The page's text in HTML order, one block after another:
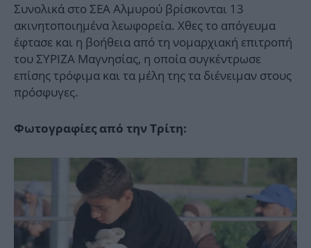
Συνολικά στο ΣΕΑ Αλμυρού βρίσκονται 13
ακινητοποιημένα λεωφορεία. Χθες το απόγευμα
έφτασε και η βοήθεια από τη νομαρχιακή επιτροπή
του ΣΥΡΙΖΑ Μαγνησίας, η οποία συγκέντρωσε
επίσης τρόφιμα και τα μέλη της τα διένειμαν στους
πρόσφυγες.
Φωτογραφίες από την Τρίτη: